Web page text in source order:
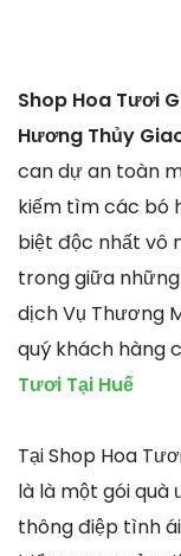
Shop Hoa Tươi
Hương Thủy
can dự an toàn
kiếm tìm các bó
biệt độc nhất vô
trong giữa
dịch Vụ Thương
quý khách hàng
Tươi Tại Huế
Tại Shop Hoa
là là một gói
thông điệp tình